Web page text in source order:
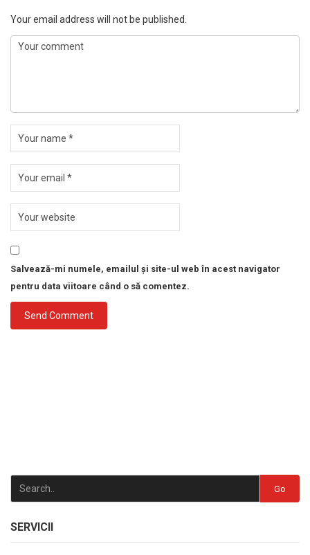
Your email address will not be published.
Salvează-mi numele, emailul și site-ul web în acest navigator
pentru data viitoare când o să comentez.
Go
SERVICII